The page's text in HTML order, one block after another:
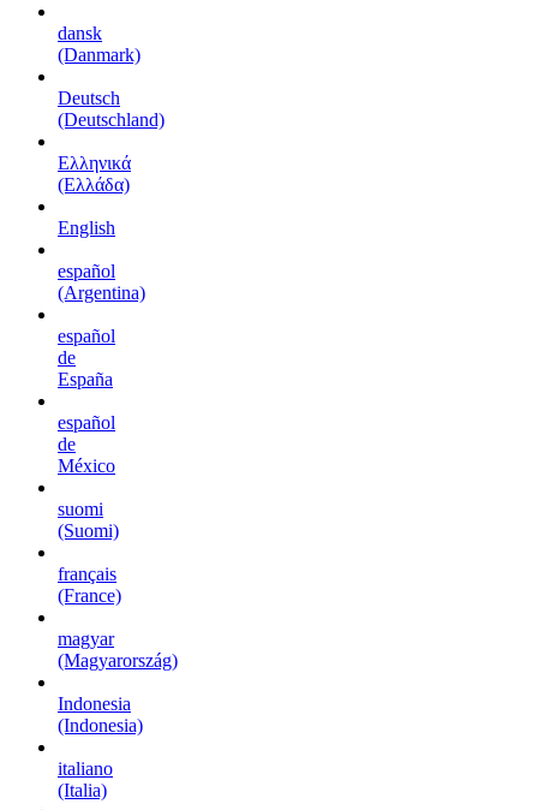
dansk
(Danmark)
Deutsch
(Deutschland)
Ελληνικά
(Ελλάδα)
English
español
(Argentina)
español
de
España
español
de
México
suomi
(Suomi)
français
(France)
magyar
(Magyarország)
Indonesia
(Indonesia)
italiano
(Italia)